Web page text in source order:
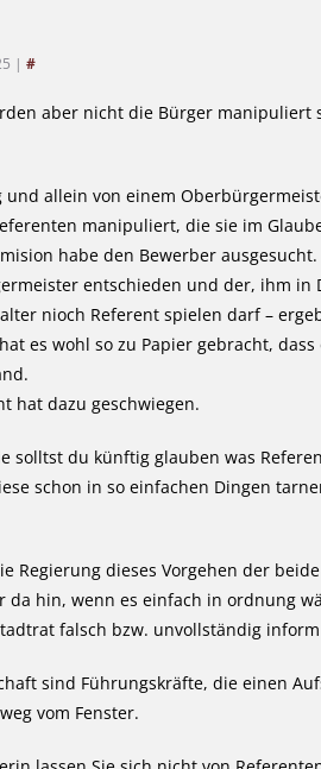
| #
aber nicht die Bürger manipuliert
und allein von einem
manipuliert, die sie im
habe den Bewerber
entschieden und der, ihm in
nioch Referent spielen darf –
es wohl so zu Papier gebracht, dass
hat dazu geschwiegen.
solltst du künftig glauben was
schon in so einfachen Dingen
Regierung dieses Vorgehen der
da hin, wenn es einfach in ordnung
falsch bzw. unvollständig
sind Führungskräfte, die einen
vom Fenster.